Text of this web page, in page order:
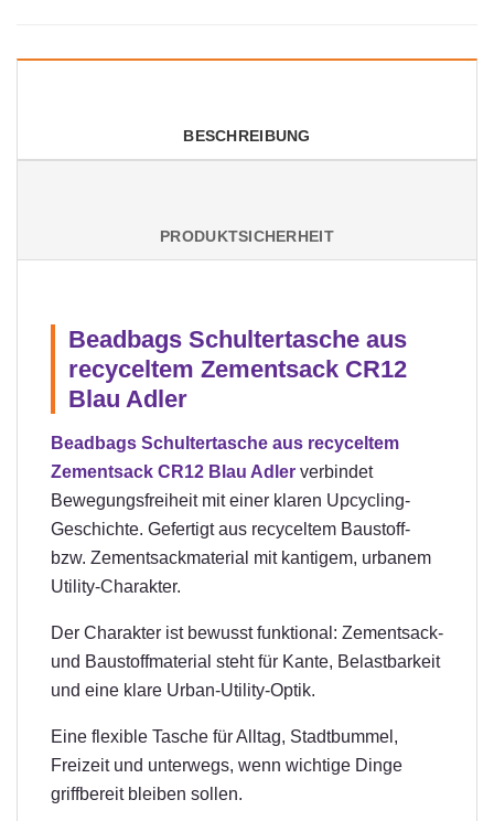
BESCHREIBUNG
PRODUKTSICHERHEIT
Beadbags Schultertasche aus
recyceltem Zementsack CR12
Blau Adler
Beadbags Schultertasche aus recyceltem
Zementsack CR12 Blau Adler verbindet
Bewegungsfreiheit mit einer klaren Upcycling-
Geschichte. Gefertigt aus recyceltem Baustoff-
bzw. Zementsackmaterial mit kantigem, urbanem
Utility-Charakter.
Der Charakter ist bewusst funktional: Zementsack-
und Baustoffmaterial steht für Kante, Belastbarkeit
und eine klare Urban-Utility-Optik.
Eine flexible Tasche für Alltag, Stadtbummel,
Freizeit und unterwegs, wenn wichtige Dinge
griffbereit bleiben sollen.